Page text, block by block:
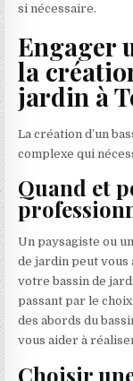
si nécessaire.
Engager
la
jardin à
La création d’un
complexe qui
Quand et
Un paysagiste ou
de jardin peut vous
votre bassin de
passant par le
des abords du
vous aider à
Choisir